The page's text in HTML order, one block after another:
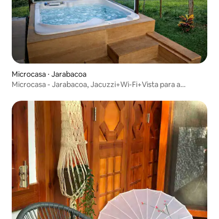
Microcasa ⋅ Jarabacoa
Microcasa - Jarabacoa, Jacuzzi+Wi-Fi+Vista para a